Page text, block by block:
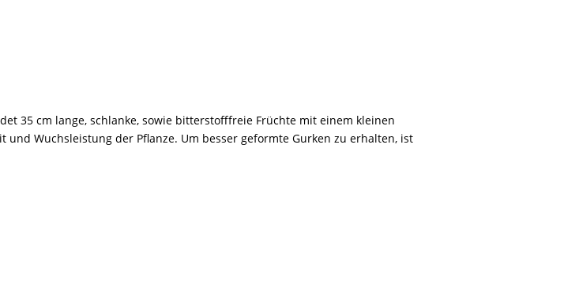
35 cm lange, schlanke, sowie bitterstofffreie Früchte mit einem kleinen
Wuchsleistung der Pflanze. Um besser geformte Gurken zu erhalten, ist